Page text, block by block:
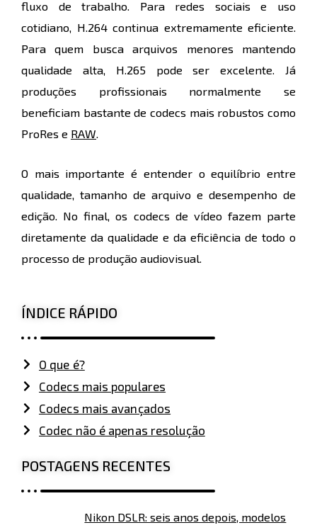
fluxo de trabalho. Para redes sociais e uso
cotidiano, H.264 continua extremamente eficiente.
Para quem busca arquivos menores mantendo
qualidade alta, H.265 pode ser excelente. Já
produções profissionais normalmente se
beneficiam bastante de codecs mais robustos como
ProRes e RAW.
O mais importante é entender o equilíbrio entre
qualidade, tamanho de arquivo e desempenho de
edição. No final, os codecs de vídeo fazem parte
diretamente da qualidade e da eficiência de todo o
processo de produção audiovisual.
ÍNDICE RÁPIDO
O que é?
Codecs mais populares
Codecs mais avançados
Codec não é apenas resolução
POSTAGENS RECENTES
Nikon DSLR: seis anos depois, modelos